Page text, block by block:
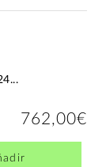
762,00€